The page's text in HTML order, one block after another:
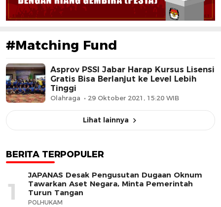
#Matching Fund
Asprov PSSI Jabar Harap Kursus Lisensi
Gratis Bisa Berlanjut ke Level Lebih
Tinggi
Olahraga 29 Oktober 2021, 15:20 WIB
Lihat lainnya
BERITA TERPOPULER
1
JAPANAS Desak Pengusutan Dugaan Oknum
Tawarkan Aset Negara, Minta Pemerintah
Turun Tangan
POLHUKAM